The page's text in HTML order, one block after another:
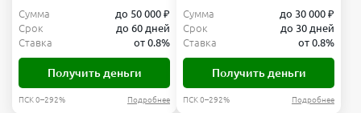
Сумма
до 50 000 ₽
Срок
до 60 дней
Ставка
от 0.8%
Получить деньги
ПСК 0–292% Подробнее
Сумма
до 30 000 ₽
Срок
до 30 дней
Ставка
от 0.8%
Получить деньги
ПСК 0–292% Подробнее